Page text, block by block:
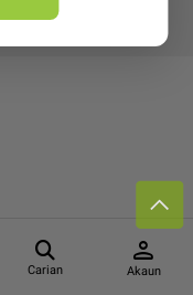
Carian
person
Akaun
Group Berhad